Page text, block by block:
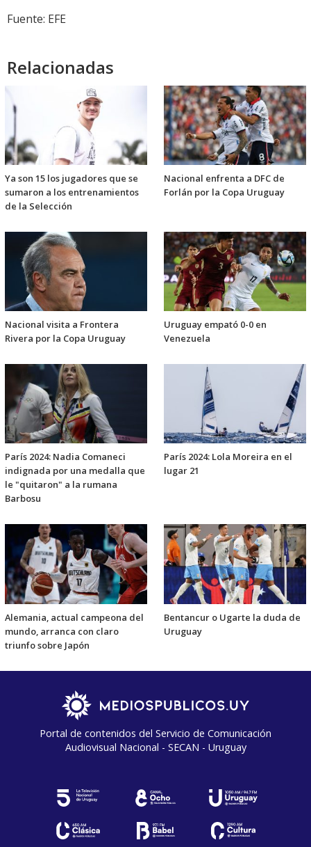
Fuente: EFE
Relacionadas
Ya son 15 los jugadores que se
sumaron a los entrenamientos
de la Selección
Nacional enfrenta a DFC de
Forlán por la Copa Uruguay
Nacional visita a Frontera
Rivera por la Copa Uruguay
Uruguay empató 0-0 en
Venezuela
París 2024: Nadia Comaneci
indignada por una medalla que
le "quitaron" a la rumana
Barbosu
París 2024: Lola Moreira en el
lugar 21
Alemania, actual campeona del
mundo, arranca con claro
triunfo sobre Japón
Bentancur o Ugarte la duda de
Uruguay
Portal de contenidos del Servicio de Comunicación
Audiovisual Nacional - SECAN - Uruguay